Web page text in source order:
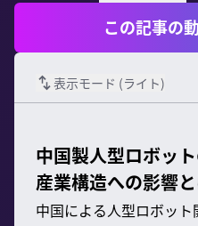
この記事の
表示モード (ライト)
中国製人型ロボッ
産業構造への影響と
中国による人型ロボッ